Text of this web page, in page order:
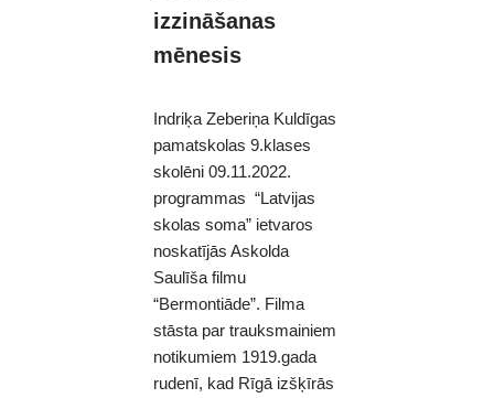
izzināšanas
mēnesis
Indriķa Zeberiņa Kuldīgas
pamatskolas 9.klases
skolēni 09.11.2022.
programmas “Latvijas
skolas soma” ietvaros
noskatījās Askolda
Saulīša filmu
“Bermontiāde”. Filma
stāsta par trauksmainiem
notikumiem 1919.gada
rudenī, kad Rīgā izšķīrās